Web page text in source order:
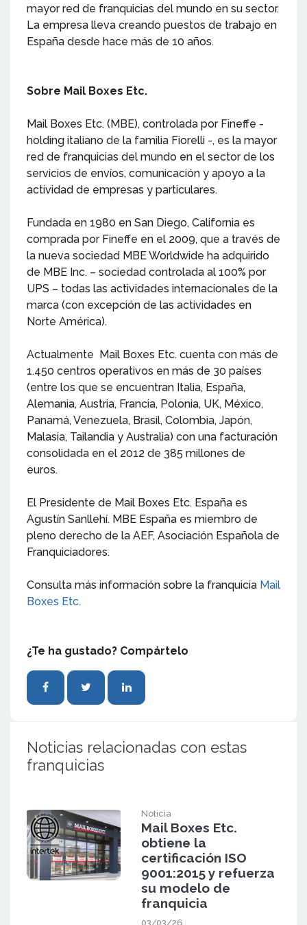
mayor red de franquicias del mundo en su sector.
La empresa lleva creando puestos de trabajo en
España desde hace más de 10 años.
Sobre Mail Boxes Etc.
Mail Boxes Etc. (MBE), controlada por Fineffe -
holding italiano de la familia Fiorelli -, es la mayor
red de franquicias del mundo en el sector de los
servicios de envíos, comunicación y apoyo a la
actividad de empresas y particulares.
Fundada en 1980 en San Diego, California es
comprada por Fineffe en el 2009, que a través de
la nueva sociedad MBE Worldwide ha adquirido
de MBE Inc. – sociedad controlada al 100% por
UPS – todas las actividades internacionales de la
marca (con excepción de las actividades en
Norte América).
Actualmente Mail Boxes Etc. cuenta con más de
1.450 centros operativos en más de 30 países
(entre los que se encuentran Italia, España,
Alemania, Austria, Francia, Polonia, UK, México,
Panamá, Venezuela, Brasil, Colombia, Japón,
Malasia, Tailandia y Australia) con una facturación
consolidada en el 2012 de 385 millones de
euros.
El Presidente de Mail Boxes Etc. España es
Agustín Sanllehí. MBE España es miembro de
pleno derecho de la AEF, Asociación Española de
Franquiciadores.
Consulta más información sobre la franquicia Mail
Boxes Etc.
¿Te ha gustado? Compártelo
Noticias relacionadas con estas
franquicias
Noticia
Mail Boxes Etc.
obtiene la
certificación ISO
9001:2015 y refuerza
su modelo de
franquicia
03/03/26